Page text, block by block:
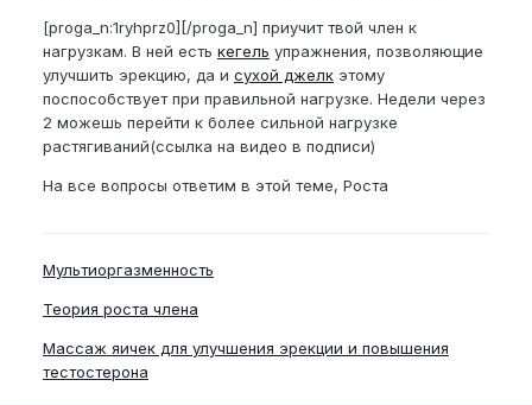
[proga_n:1ryhprz0][/proga_n] приучит твой член к
нагрузкам. В ней есть кегель упражнения, позволяющие
улучшить эрекцию, да и сухой джелк этому
поспособствует при правильной нагрузке. Недели через
2 можешь перейти к более сильной нагрузке
растягиваний(ссылка на видео в подписи)
На все вопросы ответим в этой теме, Роста
Мультиоргазменность
Теория роста члена
Массаж яичек для улучшения эрекции и повышения
тестостерона